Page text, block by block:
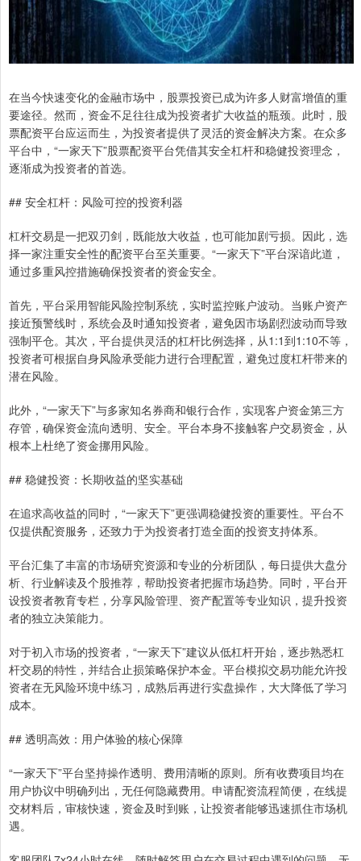
在当今快速变化的金融市场中，股票投资已成为许多人财富增值的重
要途径。然而，资金不足往往成为投资者扩大收益的瓶颈。此时，股
票配资平台应运而生，为投资者提供了灵活的资金解决方案。在众多
平台中，“一家天下”股票配资平台凭借其安全杠杆和稳健投资理念，
逐渐成为投资者的首选。
## 安全杠杆：风险可控的投资利器
杠杆交易是一把双刃剑，既能放大收益，也可能加剧亏损。因此，选
择一家注重安全性的配资平台至关重要。“一家天下”平台深谙此道，
通过多重风控措施确保投资者的资金安全。
首先，平台采用智能风险控制系统，实时监控账户波动。当账户资产
接近预警线时，系统会及时通知投资者，避免因市场剧烈波动而导致
强制平仓。其次，平台提供灵活的杠杆比例选择，从1:1到1:10不等，
投资者可根据自身风险承受能力进行合理配置，避免过度杠杆带来的
潜在风险。
此外，“一家天下”与多家知名券商和银行合作，实现客户资金第三方
存管，确保资金流向透明、安全。平台本身不接触客户交易资金，从
根本上杜绝了资金挪用风险。
## 稳健投资：长期收益的坚实基础
在追求高收益的同时，“一家天下”更强调稳健投资的重要性。平台不
仅提供配资服务，还致力于为投资者打造全面的投资支持体系。
平台汇集了丰富的市场研究资源和专业的分析团队，每日提供大盘分
析、行业解读及个股推荐，帮助投资者把握市场趋势。同时，平台开
设投资者教育专栏，分享风险管理、资产配置等专业知识，提升投资
者的独立决策能力。
对于初入市场的投资者，“一家天下”建议从低杠杆开始，逐步熟悉杠
杆交易的特性，并结合止损策略保护本金。平台模拟交易功能允许投
资者在无风险环境中练习，成熟后再进行实盘操作，大大降低了学习
成本。
## 透明高效：用户体验的核心保障
“一家天下”平台坚持操作透明、费用清晰的原则。所有收费项目均在
用户协议中明确列出，无任何隐藏费用。申请配资流程简便，在线提
交材料后，审核快速，资金及时到账，让投资者能够迅速抓住市场机
遇。